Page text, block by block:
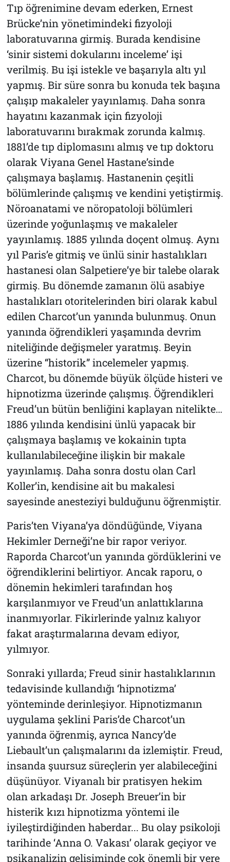
Tıp öğrenimine devam ederken, Ernest
Brücke’nin yönetimindeki fizyoloji
laboratuvarına girmiş. Burada kendisine
‘sinir sistemi dokularını inceleme’ işi
verilmiş. Bu işi istekle ve başarıyla altı yıl
yapmış. Bir süre sonra bu konuda tek başına
çalışıp makaleler yayınlamış. Daha sonra
hayatını kazanmak için fizyoloji
laboratuvarını bırakmak zorunda kalmış.
1881’de tıp diplomasını almış ve tıp doktoru
olarak Viyana Genel Hastane’sinde
çalışmaya başlamış. Hastanenin çeşitli
bölümlerinde çalışmış ve kendini yetiştirmiş.
Nöroanatami ve nöropatoloji bölümleri
üzerinde yoğunlaşmış ve makaleler
yayınlamış. 1885 yılında doçent olmuş. Aynı
yıl Paris’e gitmiş ve ünlü sinir hastalıkları
hastanesi olan Salpetiere’ye bir talebe olarak
girmiş. Bu dönemde zamanın ölü asabiye
hastalıkları otoritelerinden biri olarak kabul
edilen Charcot’un yanında bulunmuş. Onun
yanında öğrendikleri yaşamında devrim
niteliğinde değişmeler yaratmış. Beyin
üzerine “historik” incelemeler yapmış.
Charcot, bu dönemde büyük ölçüde histeri ve
hipnotizma üzerinde çalışmış. Öğrendikleri
Freud’un bütün benliğini kaplayan nitelikte…
1886 yılında kendisini ünlü yapacak bir
çalışmaya başlamış ve kokainin tıpta
kullanılabileceğine ilişkin bir makale
yayınlamış. Daha sonra dostu olan Carl
Koller’in, kendisine ait bu makalesi
sayesinde anesteziyi bulduğunu öğrenmiştir.
Paris’ten Viyana’ya döndüğünde, Viyana
Hekimler Derneği’ne bir rapor veriyor.
Raporda Charcot’un yanında gördüklerini ve
öğrendiklerini belirtiyor. Ancak raporu, o
dönemin hekimleri tarafından hoş
karşılanmıyor ve Freud’un anlattıklarına
inanmıyorlar. Fikirlerinde yalnız kalıyor
fakat araştırmalarına devam ediyor,
yılmıyor.
Sonraki yıllarda; Freud sinir hastalıklarının
tedavisinde kullandığı ‘hipnotizma’
yönteminde derinleşiyor. Hipnotizmanın
uygulama şeklini Paris’de Charcot’un
yanında öğrenmiş, ayrıca Nancy’de
Liebault’un çalışmalarını da izlemiştir. Freud,
insanda şuursuz süreçlerin yer alabileceğini
düşünüyor. Viyanalı bir pratisyen hekim
olan arkadaşı Dr. Joseph Breuer’in bir
histerik kızı hipnotizma yöntemi ile
iyileştirdiğinden haberdar... Bu olay psikoloji
tarihinde ‘Anna O. Vakası’ olarak geçiyor ve
psikanalizin gelişiminde çok önemli bir yere